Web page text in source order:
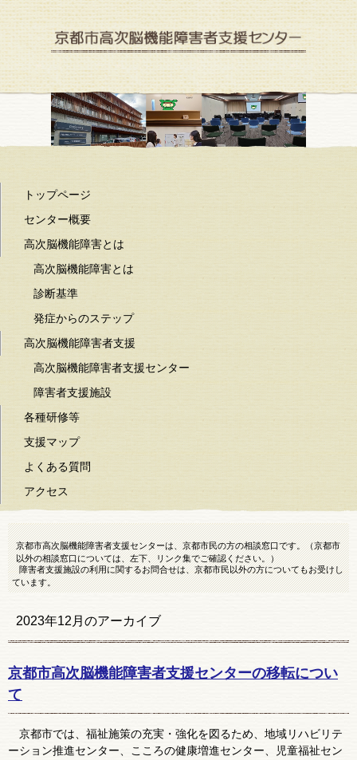
京都市高次脳機能障害者支援センター
京都市高次脳機能障害者支援センターは、京都市民の方の相談窓口です。（京都市
以外の相談窓口については、左下、リンク集でご確認ください。）
障害者支援施設の利用に関するお問合せは、京都市民以外の方についてもお受けし
ています。
トップページ
センター概要
高次脳機能障害とは
高次脳機能障害とは
診断基準
発症からのステップ
高次脳機能障害者支援
高次脳機能障害者支援センター
障害者支援施設
各種研修等
支援マップ
よくある質問
アクセス
2023年12月 のアーカイブ
京都市高次脳機能障害者支援センターの移転につい
て
京都市では、福祉施策の充実・強化を図るため、地域リハビリテ
ーション推進センター、こころの健康増進センター、児童福祉セン